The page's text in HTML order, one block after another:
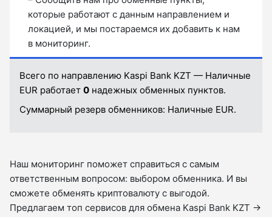
которые работают с данным направлением и
локацией, и мы постараемся их добавить к нам
в мониторинг.
Всего по направлению Kaspi Bank KZT — Наличные
EUR работает 0 надежных обменных пунктов.
Суммарный резерв обменников: Наличные EUR.
Наш мониторинг поможет справиться с самым
ответственным вопросом: выбором обменника. И вы
сможете обменять криптовалюту с выгодой.
Предлагаем топ сервисов для обмена Kaspi Bank KZT →